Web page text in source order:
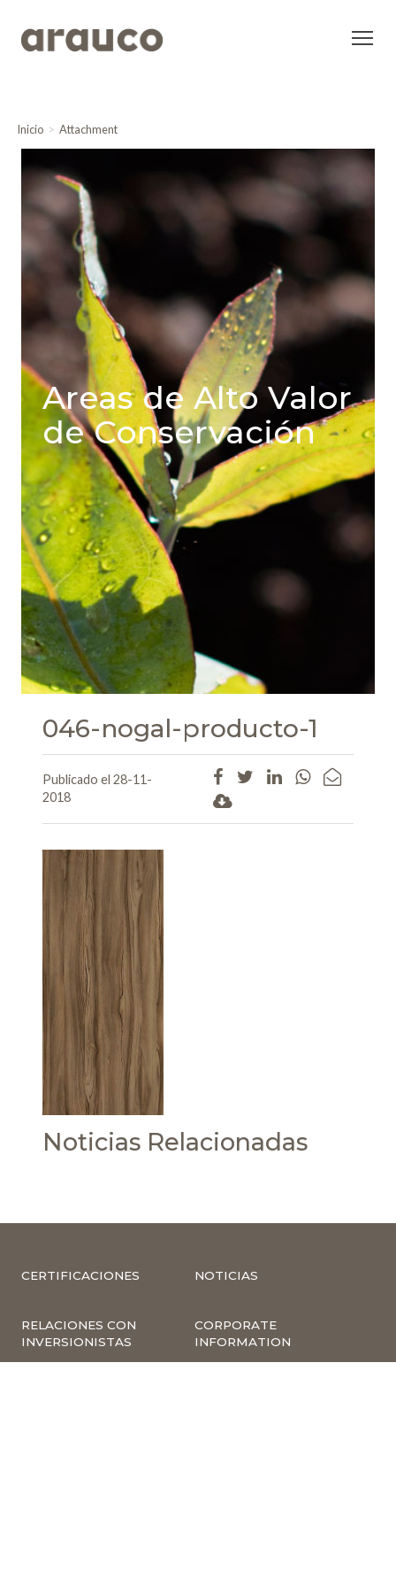
Inicio Attachment
Areas de Alto Valor
de Conservación
046-nogal-producto-1
Publicado el 28-11-
2018
Noticias Relacionadas
CERTIFICACIONES NOTICIAS
RELACIONES CON
INVERSIONISTAS
CORPORATE
INFORMATION